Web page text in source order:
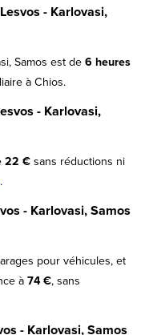
- Karlovasi,
Samos est de 6 heures
à Chios.
- Karlovasi,
22 € sans réductions ni
.
- Karlovasi, Samos
pour véhicules, et
à 74 €, sans
- Karlovasi, Samos